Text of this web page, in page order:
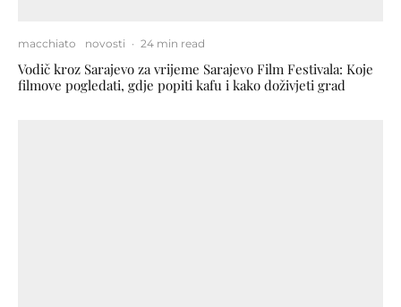
macchiato novosti · 24 min read
Vodič kroz Sarajevo za vrijeme Sarajevo Film Festivala: Koje
filmove pogledati, gdje popiti kafu i kako doživjeti grad